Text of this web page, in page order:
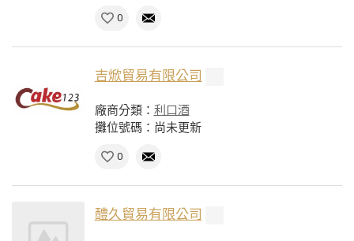
0
吉焮貿易有限公司
廠商分類： 利口酒
攤位號碼：尚未更新
0
醴久貿易有限公司